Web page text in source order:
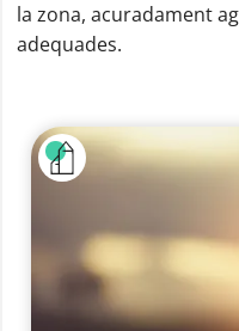
la zona, acuradament
adequades.